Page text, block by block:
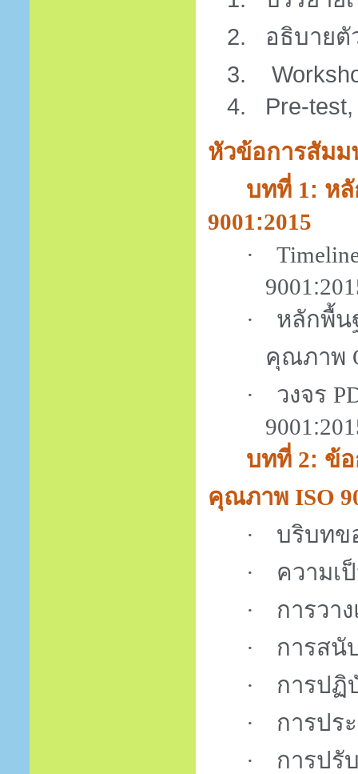
2.
อธิบายตั
3.
4.
Pre-
หัวข้อการสัมม
บทที่ 1: ห
9001:2015
·
9001 :
·
หลักพื้น
คุณภาพ
·
วงจร
9001 :
บทที่ 2: ข้
คุณภาพ ISO
·
บริบทข
· ความเ
· การวา
· การส
· การปฏิ
· การปร
·
การปรั